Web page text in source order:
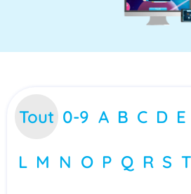
Tout 0-9 A B C D E
L M N O P Q R S T